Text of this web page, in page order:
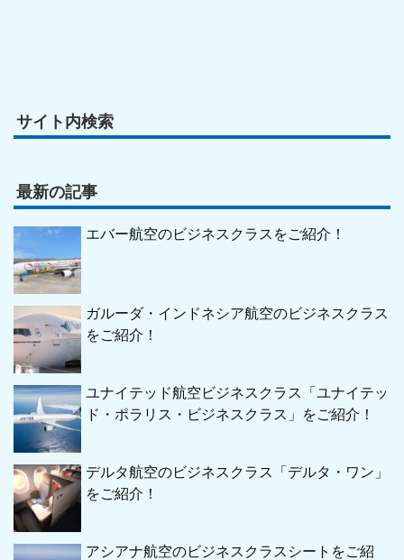
サイト内検索
最新の記事
エバー航空のビジネスクラスをご紹介！
ガルーダ・インドネシア航空のビジネスクラス
をご紹介！
ユナイテッド航空ビジネスクラス「ユナイテッ
ド・ポラリス・ビジネスクラス」をご紹介！
デルタ航空のビジネスクラス「デルタ・ワン」
をご紹介！
アシアナ航空のビジネスクラスシートをご紹